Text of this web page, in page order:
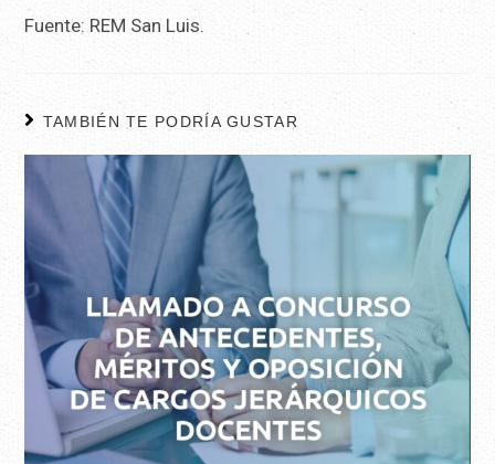
Fuente: REM San Luis.
TAMBIÉN TE PODRÍA GUSTAR